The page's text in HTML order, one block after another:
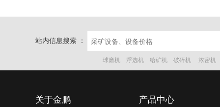
站内信息搜索 ：
球磨机 浮选机 给矿机 破碎机 浓密机
关于金鹏 产品中心